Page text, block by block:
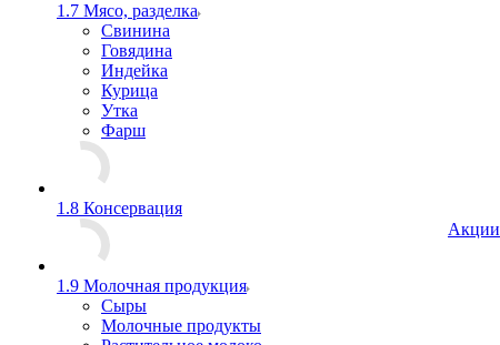
1.7 Мясо, разделка
Свинина
Говядина
Индейка
Курица
Утка
Фарш
1.8 Консервация
1.9 Молочная продукция
Сыры
Молочные продукты
Акции